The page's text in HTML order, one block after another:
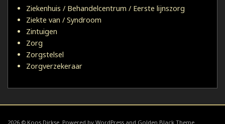
Ziekenhuis / Behandelcentrum / Eerste lijnszorg
Ziekte van / Syndroom
Zintuigen
Zorg
Zorgstelsel
Zorgverzekeraar
2026 © Koos Dirkse. Powered by WordPress and Golden Black Theme